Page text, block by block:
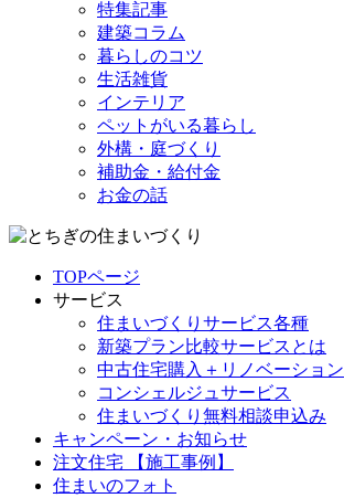
特集記事
建築コラム
暮らしのコツ
生活雑貨
インテリア
ペットがいる暮らし
外構・庭づくり
補助金・給付金
お金の話
TOPページ
サービス
住まいづくりサービス各種
新築プラン比較サービスとは
中古住宅購入＋リノベーション
コンシェルジュサービス
住まいづくり無料相談申込み
キャンペーン・お知らせ
注文住宅 【施工事例】
住まいのフォト